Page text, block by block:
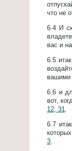
что не
6.4 И
вас и
6.5
6.6 и
вот,
12, 31.
6.7
3.